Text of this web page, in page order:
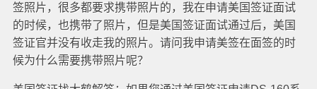
签照片，很多都要求携带照片的，我在申请美国签证面试
的时候，也携带了照片，但是美国签证面试通过后，美国
签证官并没有收走我的照片。请问我申请美签在面签的时
候为什么需要携带照片呢？